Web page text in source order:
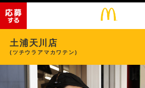
土浦天川店
(ツチウラアマカワテン)